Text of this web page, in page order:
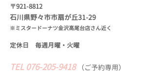
〒921-8812
石川県野々市市扇が丘31-29
※ミスタードーナツ金沢高尾台店さん近く
定休日 毎週月曜・火曜
TEL 076-205-9418​ （ご予約専用）